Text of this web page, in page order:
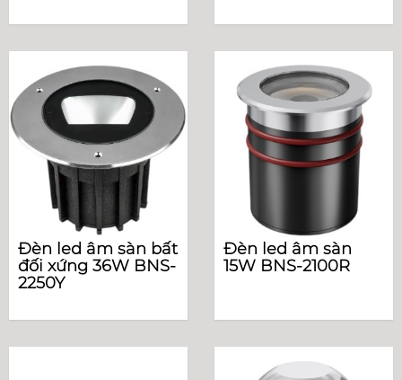
Đèn led âm sàn bất
đối xứng 36W BNS-
2250Y
Đèn led âm sàn
15W BNS-2100R